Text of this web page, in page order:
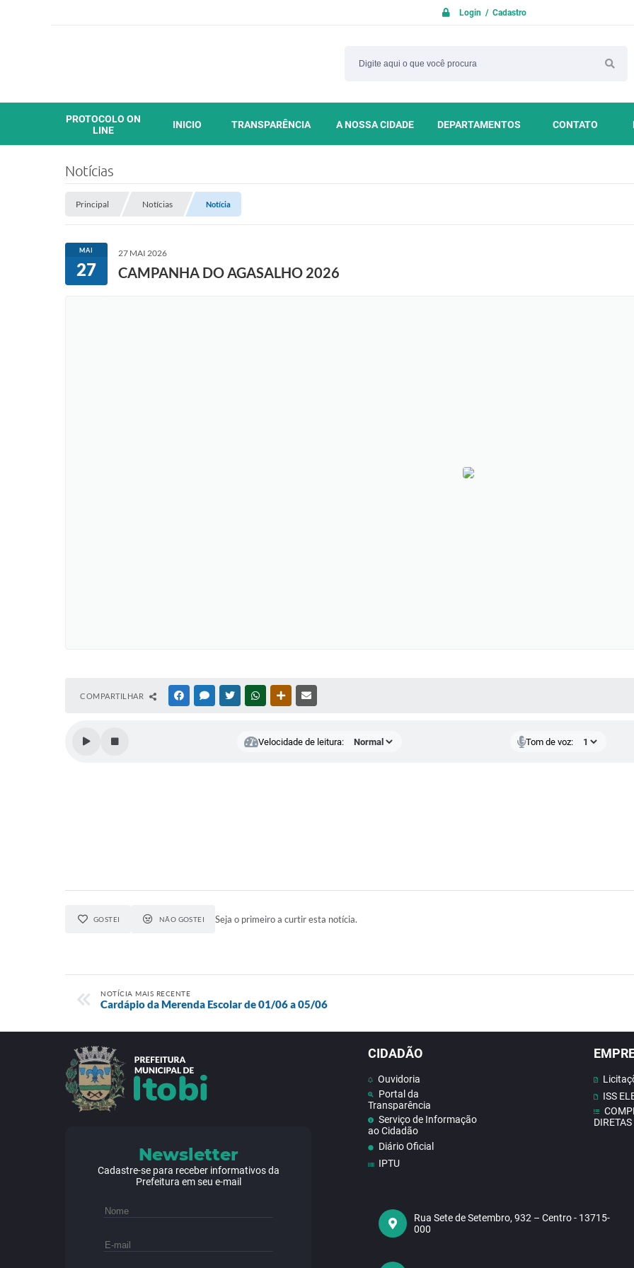
Login / Cadastro
PROTOCOLO ON
LINE
INICIO TRANSPARÊNCIA A NOSSA CIDADE DEPARTAMENTOS CONTATO
Notícias
Principal Notícias Notícia
MAI
27
27 MAI 2026
CAMPANHA DO AGASALHO 2026
COMPARTILHAR FACEBOOKMESSENGER
TWITTERWHATSAPPOUTRAS MÍDIAS
Velocidade de leitura: Tom de voz:
GOSTEI NÃO GOSTEI Seja o primeiro a curtir esta notícia.
NOTÍCIA MAIS RECENTE
Cardápio da Merenda Escolar de 01/06 a 05/06
CIDADÃO
Ouvidoria
Portal da
Transparência
Serviço de Informação
ao Cidadão
Diário Oficial
IPTU
Concursos
Contas publicas
ISS
DIRETAS
Rua Sete de Setembro, 932 – Centro - 13715-
000
Newsletter
Cadastre-se para receber informativos da
Prefeitura em seu e-mail